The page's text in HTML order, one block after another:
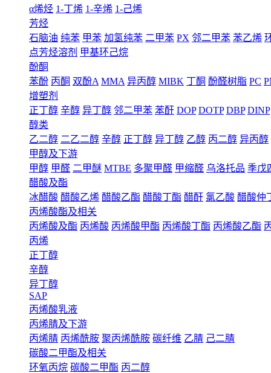
α烯烃 1-丁烯 1-辛烯 1-己烯
芳烃
石脑油 纯苯 甲苯 加氢纯苯 二甲苯 PX 邻二甲苯 苯乙烯
点芳烃溶剂 甲基环己烷
酚酮
苯酚 丙酮 双酚A MMA 异丙醇 MIBK 丁酮 酚醛树脂 PC
增塑剂
正丁醇 辛醇 异丁醇 邻二甲苯 苯酐 DOP DOTP DBP DINP
醇类
乙二醇 二乙二醇 辛醇 正丁醇 异丁醇 乙醇 丙二醇 异丙醇
甲醇及下游
甲醇 甲醛 二甲醚 MTBE 多聚甲醛 甲缩醛 乌洛托品 季戊
醋酸及酯
冰醋酸 醋酸乙烯 醋酸乙酯 醋酸丁酯 醋酐 氯乙酸 醋酸仲
丙烯酸酯及相关
丙烯酸及酯 丙烯酸 丙烯酸甲酯 丙烯酸丁酯 丙烯酸乙酯
丙烯
正丁醇
辛醇
异丁醇
SAP
丙烯酸乳液
丙烯腈及下游
丙烯腈 丙烯酰胺 聚丙烯酰胺 碳纤维 乙腈 己二腈
碳酸二甲酯及相关
环氧丙烷 碳酸二甲酯 丙二醇